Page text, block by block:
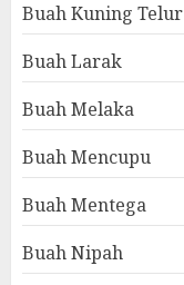
Buah Kuning Telur
Buah Larak
Buah Melaka
Buah Mencupu
Buah Mentega
Buah Nipah